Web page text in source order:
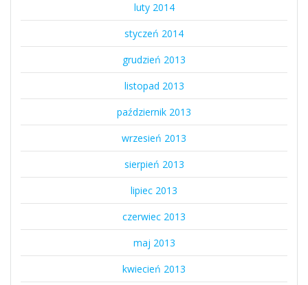
luty 2014
styczeń 2014
grudzień 2013
listopad 2013
październik 2013
wrzesień 2013
sierpień 2013
lipiec 2013
czerwiec 2013
maj 2013
kwiecień 2013